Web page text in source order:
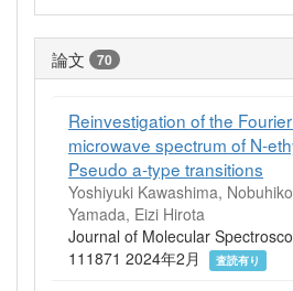
論文 70
Reinvestigation of the
microwave spectrum of N-
Pseudo a-type transitions
Yoshiyuki Kawashima,
Yamada, Eizi Hirota
Journal of Molecular
111871 2024年2月
査読有り